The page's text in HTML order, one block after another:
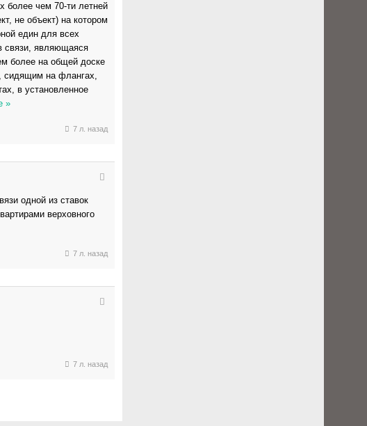
более чем 70-ти летней
не объект) на котором
един для всех
связи, являющаяся
более на общей доске
сидящим на флангах,
в установленное
»
7 л. назад
одной из ставок
верховного
7 л. назад
7 л. назад